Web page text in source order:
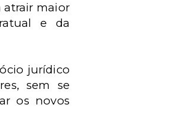
atrair maior
e da
jurídico
sem se
os novos